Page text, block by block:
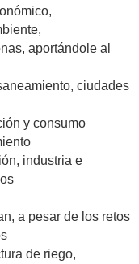
aportándole al
ciudades
y consumo
industria e
a pesar de los retos
de riego,